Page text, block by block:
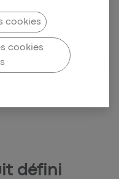
Tennis
défini
cookies
cookies